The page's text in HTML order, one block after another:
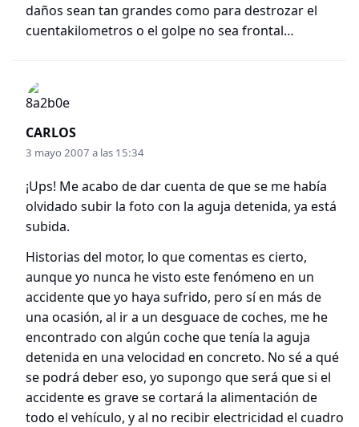
daños sean tan grandes como para destrozar el
cuentakilometros o el golpe no sea frontal…
CARLOS
3 mayo 2007 a las 15:34
¡Ups! Me acabo de dar cuenta de que se me había
olvidado subir la foto con la aguja detenida, ya está
subida.
Historias del motor, lo que comentas es cierto,
aunque yo nunca he visto este fenómeno en un
accidente que yo haya sufrido, pero sí en más de
una ocasión, al ir a un desguace de coches, me he
encontrado con algún coche que tenía la aguja
detenida en una velocidad en concreto. No sé a qué
se podrá deber eso, yo supongo que será que si el
accidente es grave se cortará la alimentación de
todo el vehículo, y al no recibir electricidad el cuadro